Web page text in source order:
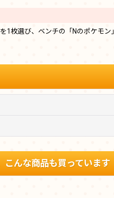
1枚選び、ベンチの「Nのポケモン
こんな商品も買っています